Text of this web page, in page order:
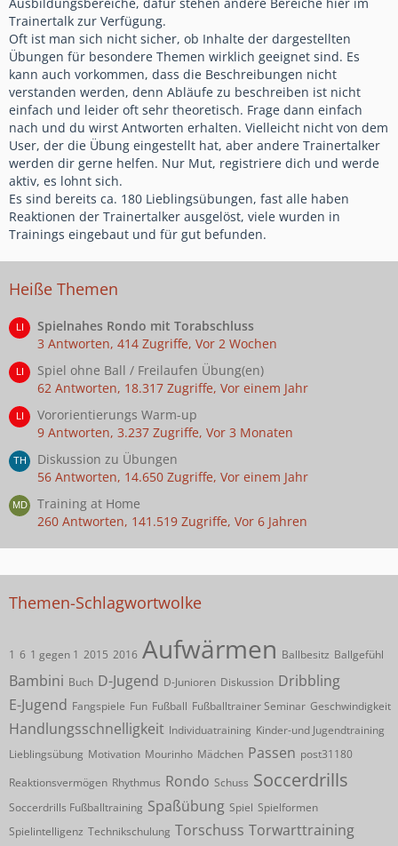
Trainertalk zur Verfügung.
Oft ist man sich nicht sicher, ob Inhalte der dargestellten
Übungen für besondere Themen wirklich geeignet sind. Es
kann auch vorkommen, dass die Beschreibungen nicht
verstanden werden, denn Abläufe zu beschreiben ist nicht
einfach und leider oft sehr theoretisch. Frage dann einfach
nach und du wirst Antworten erhalten. Vielleicht nicht von dem
User, der die Übung eingestellt hat, aber andere Trainertalker
werden dir gerne helfen. Nur Mut, registriere dich und werde
aktiv, es lohnt sich.
Es sind bereits ca. 180 Lieblingsübungen, fast alle haben
Reaktionen der Trainertalker ausgelöst, viele wurden in
Trainings eingebaut und für gut befunden.
Heiße Themen
Spielnahes Rondo mit Torabschluss
3 Antworten, 414 Zugriffe, Vor 2 Wochen
Spiel ohne Ball / Freilaufen Übung(en)
62 Antworten, 18.317 Zugriffe, Vor einem Jahr
Vororientierungs Warm-up
9 Antworten, 3.237 Zugriffe, Vor 3 Monaten
Diskussion zu Übungen
56 Antworten, 14.650 Zugriffe, Vor einem Jahr
Training at Home
260 Antworten, 141.519 Zugriffe, Vor 6 Jahren
Themen-Schlagwortwolke
1 6 1 gegen 1 2015 2016 Aufwärmen Ballbesitz Ballgefühl
Bambini Buch D-Jugend D-Junioren Diskussion Dribbling
E-Jugend Fangspiele Fun Fußball Fußballtrainer Seminar Geschwindigkeit
Handlungsschnelligkeit Individuatraining Kinder-und Jugendtraining
Lieblingsübung Motivation Mourinho Mädchen Passen post31180
Reaktionsvermögen Rhythmus Rondo Schuss Soccerdrills
Soccerdrills Fußballtraining Spaßübung Spiel Spielformen
Spielintelligenz Technikschulung Torschuss Torwarttraining